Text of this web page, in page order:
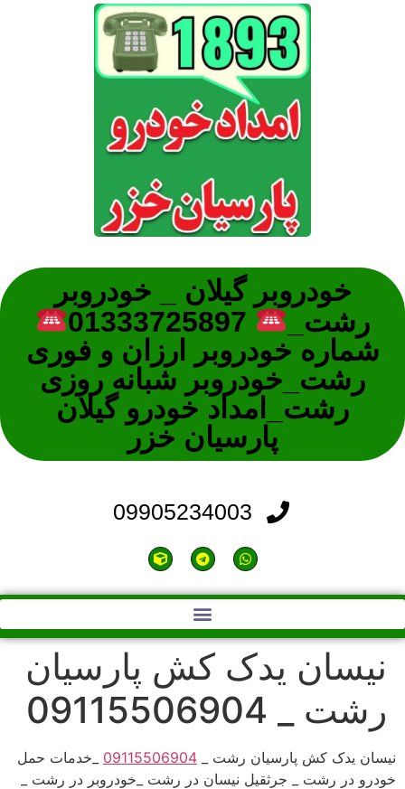
خودروبر گیلان _ خودروبر
رشت_
شماره خودروبر ارزان و فوری
رشت_خودروبر شبانه روزی
رشت_امداد خودرو گیلان
پارسیان خزر
09905234003
نیسان یدک کش پارسیان
رشت _ 09115506904
نیسان یدک کش پارسیان رشت _ 09115506904 _خدمات حمل
خودرو در رشت _ جرثقیل نیسان در رشت _خودروبر در رشت _